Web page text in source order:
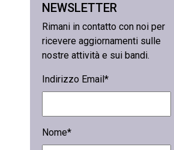
NEWSLETTER
Rimani in contatto con noi per
ricevere aggiornamenti sulle
nostre attività e sui bandi.
Indirizzo Email*
Nome*